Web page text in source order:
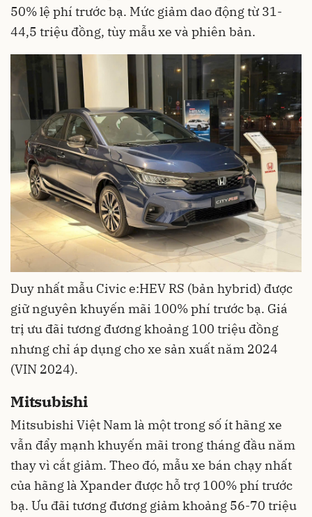
50% lệ phí trước bạ. Mức giảm dao động từ 31-
44,5 triệu đồng, tùy mẫu xe và phiên bản.
Duy nhất mẫu Civic e:HEV RS (bản hybrid) được
giữ nguyên khuyến mãi 100% phí trước bạ. Giá
trị ưu đãi tương đương khoảng 100 triệu đồng
nhưng chỉ áp dụng cho xe sản xuất năm 2024
(VIN 2024).
Mitsubishi
Mitsubishi Việt Nam là một trong số ít hãng xe
vẫn đẩy mạnh khuyến mãi trong tháng đầu năm
thay vì cắt giảm. Theo đó, mẫu xe bán chạy nhất
của hãng là Xpander được hỗ trợ 100% phí trước
bạ. Ưu đãi tương đương giảm khoảng 56-70 triệu